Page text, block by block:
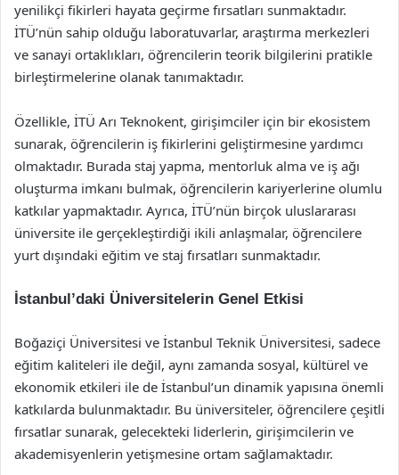
yenilikçi fikirleri hayata geçirme fırsatları sunmaktadır.
İTÜ’nün sahip olduğu laboratuvarlar, araştırma merkezleri
ve sanayi ortaklıkları, öğrencilerin teorik bilgilerini pratikle
birleştirmelerine olanak tanımaktadır.
Özellikle, İTÜ Arı Teknokent, girişimciler için bir ekosistem
sunarak, öğrencilerin iş fikirlerini geliştirmesine yardımcı
olmaktadır. Burada staj yapma, mentorluk alma ve iş ağı
oluşturma imkanı bulmak, öğrencilerin kariyerlerine olumlu
katkılar yapmaktadır. Ayrıca, İTÜ’nün birçok uluslararası
üniversite ile gerçekleştirdiği ikili anlaşmalar, öğrencilere
yurt dışındaki eğitim ve staj fırsatları sunmaktadır.
İstanbul’daki Üniversitelerin Genel Etkisi
Boğaziçi Üniversitesi ve İstanbul Teknik Üniversitesi, sadece
eğitim kaliteleri ile değil, aynı zamanda sosyal, kültürel ve
ekonomik etkileri ile de İstanbul’un dinamik yapısına önemli
katkılarda bulunmaktadır. Bu üniversiteler, öğrencilere çeşitli
fırsatlar sunarak, gelecekteki liderlerin, girişimcilerin ve
akademisyenlerin yetişmesine ortam sağlamaktadır.